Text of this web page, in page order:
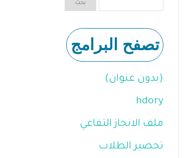
تصفح البرامج
(بدون عنوان)
hdory
ملف الانجاز التفاعي
تحضير الطلاب